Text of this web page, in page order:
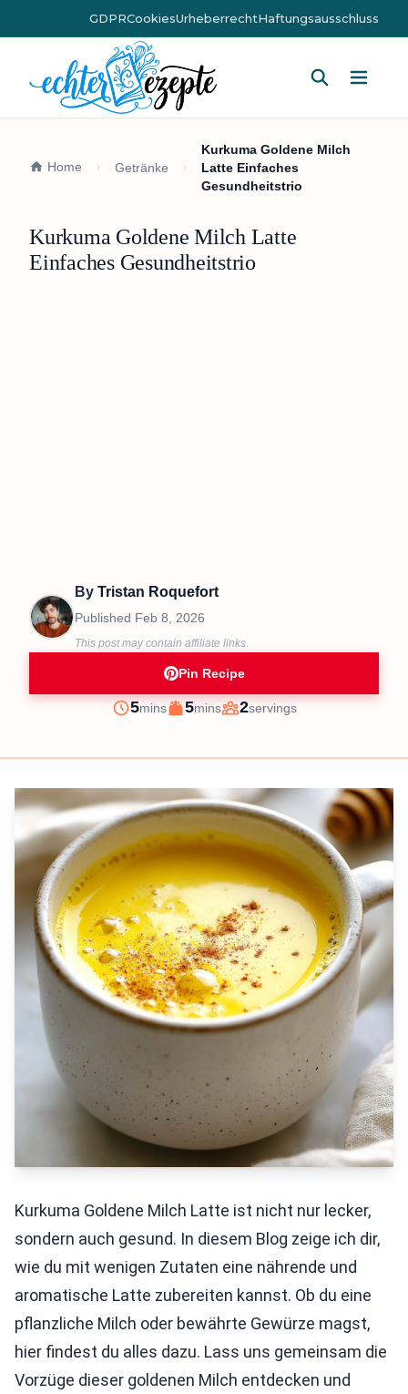
GDPRCookiesUrheberrechtHaftungsausschluss
Home Getränke
Kurkuma Goldene Milch
Latte Einfaches
Gesundheitstrio
Kurkuma Goldene Milch Latte
Einfaches Gesundheitstrio
By Tristan Roquefort
Published Feb 8, 2026
This post may contain affiliate links.
Pin Recipe
Prep
5minutes
mins
Cook
5minutes
mins
Servings
2servings
Kurkuma Goldene Milch Latte ist nicht nur lecker,
sondern auch gesund. In diesem Blog zeige ich dir,
wie du mit wenigen Zutaten eine nährende und
aromatische Latte zubereiten kannst. Ob du eine
pflanzliche Milch oder bewährte Gewürze magst,
hier findest du alles dazu. Lass uns gemeinsam die
Vorzüge dieser goldenen Milch entdecken und